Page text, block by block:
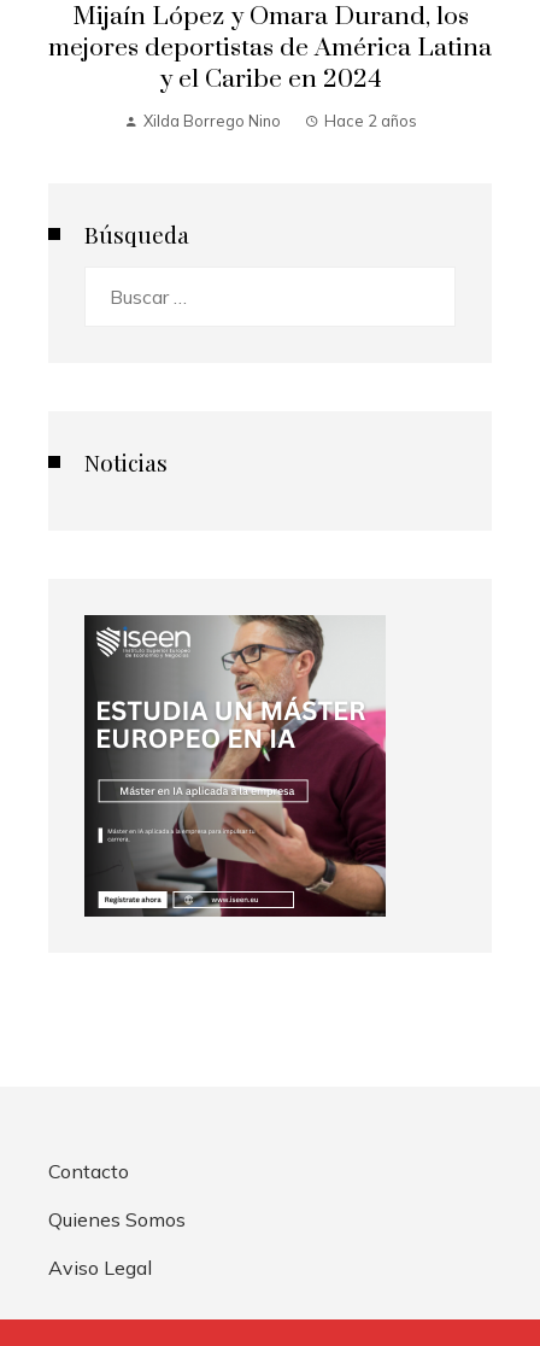
Mijaín López y Omara Durand, los
mejores deportistas de América Latina
y el Caribe en 2024
Xilda Borrego Nino Hace 2 años
Búsqueda
Noticias
Contacto
Quienes Somos
Aviso Legal